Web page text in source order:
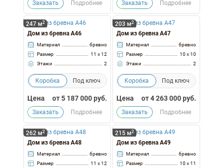
Заказать Подробнее Заказать Подробнее
247 м2
Дом из бревна А46
Материал
бревно
Размер
11 x 12
Этажи
2
Коробка Под ключ
Цена от5 187 000руб.
Заказать Подробнее
203 м2
Дом из бревна А47
Материал
бревно
Размер
10 x 10
Этажи
2
Коробка Под ключ
Цена от4 263 000руб.
Заказать Подробнее
262 м2
Дом из бревна А48
Материал
бревно
Размер
11 x 12
215 м2
Дом из бревна А49
Материал
бревно
Размер
10 x 11